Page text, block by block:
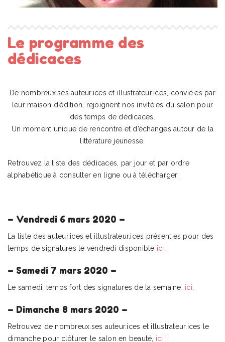
Le programme des
dédicaces
De nombreux.ses auteur.ices et illustrateur.ices, convié.es par
leur maison d’édition, rejoignent nos invité.es du salon pour
des temps de dédicaces.
Un moment unique de rencontre et d’échanges autour de la
littérature jeunesse.
Retrouvez la liste des dédicaces, par jour et par ordre
alphabétique à consulter en ligne ou à télécharger.
– Vendredi 6 mars 2020 –
La liste des auteur.ices et illustrateur.ices présent.es pour des
temps de signatures le vendredi disponible ici
– Samedi 7 mars 2020 –
Le samedi, temps fort des signatures de la semaine, ici
– Dimanche 8 mars 2020 –
Retrouvez de nombreux.ses auteur.ices et illustrateur.ices le
dimanche pour clôturer le salon en beauté, ici !